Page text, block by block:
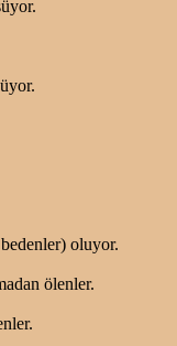
bedenler) oluyor.
ölenler.